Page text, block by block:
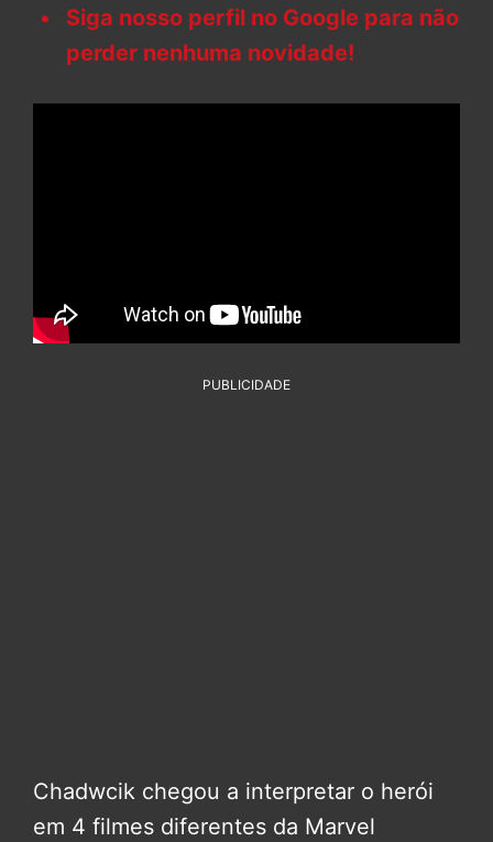
Siga nosso perfil no Google para não
perder nenhuma novidade!
PUBLICIDADE
Chadwcik chegou a interpretar o herói
em 4 filmes diferentes da Marvel